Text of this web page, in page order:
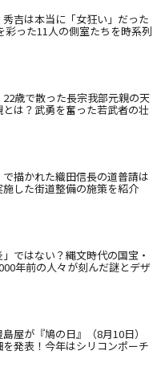
秀吉は本当に「女狂い」だった
彩った11人の側室たちを時系列
22歳で散った長宗我部元親の天
は？武勇を奮った若武者の壮
で描かれた織田信長の道普請は
施した街道整備の施策を紹介
ではない？縄文時代の国宝・
年前の人々が刻んだ謎とデザ
屋が『鳩の日』（8月10日）
発表！今年はシリコンポーチ